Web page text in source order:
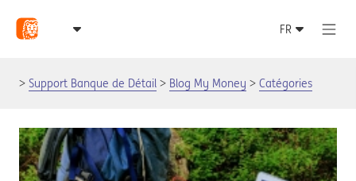
Support Banque de Détail Blog My Money Catégories